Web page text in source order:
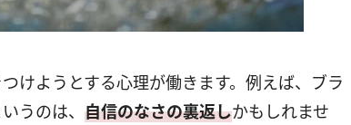
けようとする心理が働きます。例えば、ブラ
うのは、 自信のなさの裏返しかもしれませ